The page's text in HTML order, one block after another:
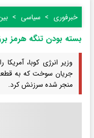
خبرفوری سیاسی
بسته بودن تنگه هرمز
وزیر انرژی کوبا،
جریان سوخت که به
منجر شده سرزنش کرد.